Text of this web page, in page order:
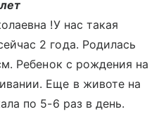
!У нас такая
2 года. Родилась
Ребенок с рождения на
Еще в животе на
по 5-6 раз в день.